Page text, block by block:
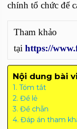
chính tổ chức để
Tham khảo
tại https://
Nội dung bài
Tóm tắt
Đề lẻ
Đề chẵn
Đáp án tham